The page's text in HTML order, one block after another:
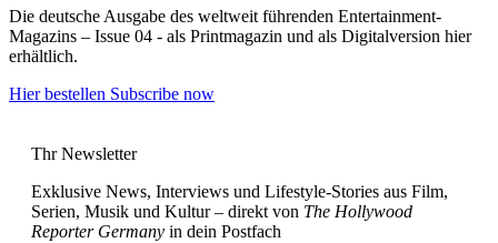
Die deutsche Ausgabe des weltweit führenden Entertainment-
Magazins – Issue 04 - als Printmagazin und als Digitalversion hier
erhältlich.
Hier bestellen Subscribe now
Thr Newsletter
Exklusive News, Interviews und Lifestyle-Stories aus Film,
Serien, Musik und Kultur – direkt von The Hollywood
Reporter Germany in dein Postfach